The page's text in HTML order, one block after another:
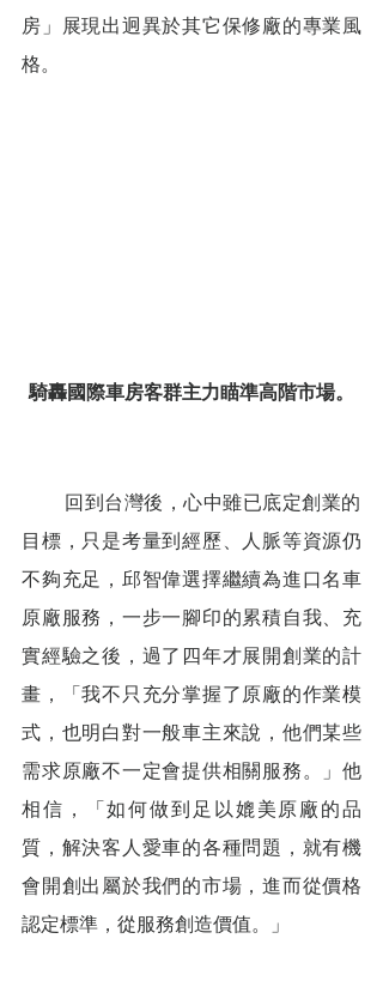
房」展現出迥異於其它保修廠的專業風
格。
騎轟國際車房客群主力瞄準高階市場。
目標，只是考量到經歷、人脈等資源仍
不夠充足，邱智偉選擇繼續為進口名車
原廠服務，一步一腳印的累積自我、充
實經驗之後，過了四年才展開創業的計
畫，「我不只充分掌握了原廠的作業模
式，也明白對一般車主來說，他們某些
需求原廠不一定會提供相關服務。」他
相信，「如何做到足以媲美原廠的品
質，解決客人愛車的各種問題，就有機
會開創出屬於我們的市場，進而從價格
認定標準，從服務創造價值。」